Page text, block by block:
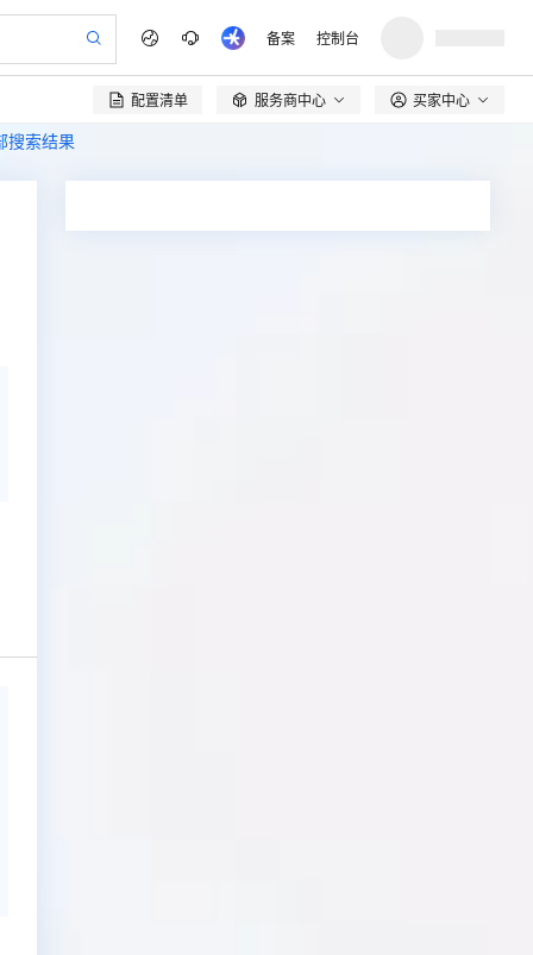
搜索结果
备案 控制台
配置清单  服务商中心 买家中心